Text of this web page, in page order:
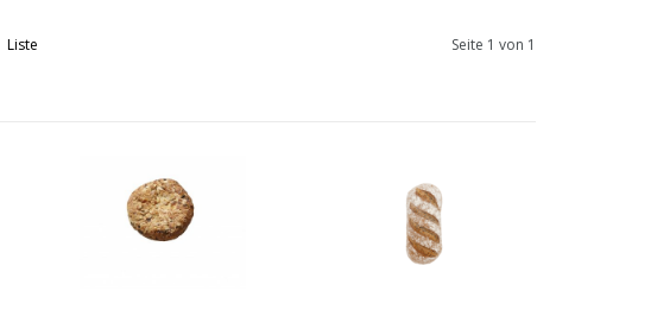
Liste Seite 1 von 1